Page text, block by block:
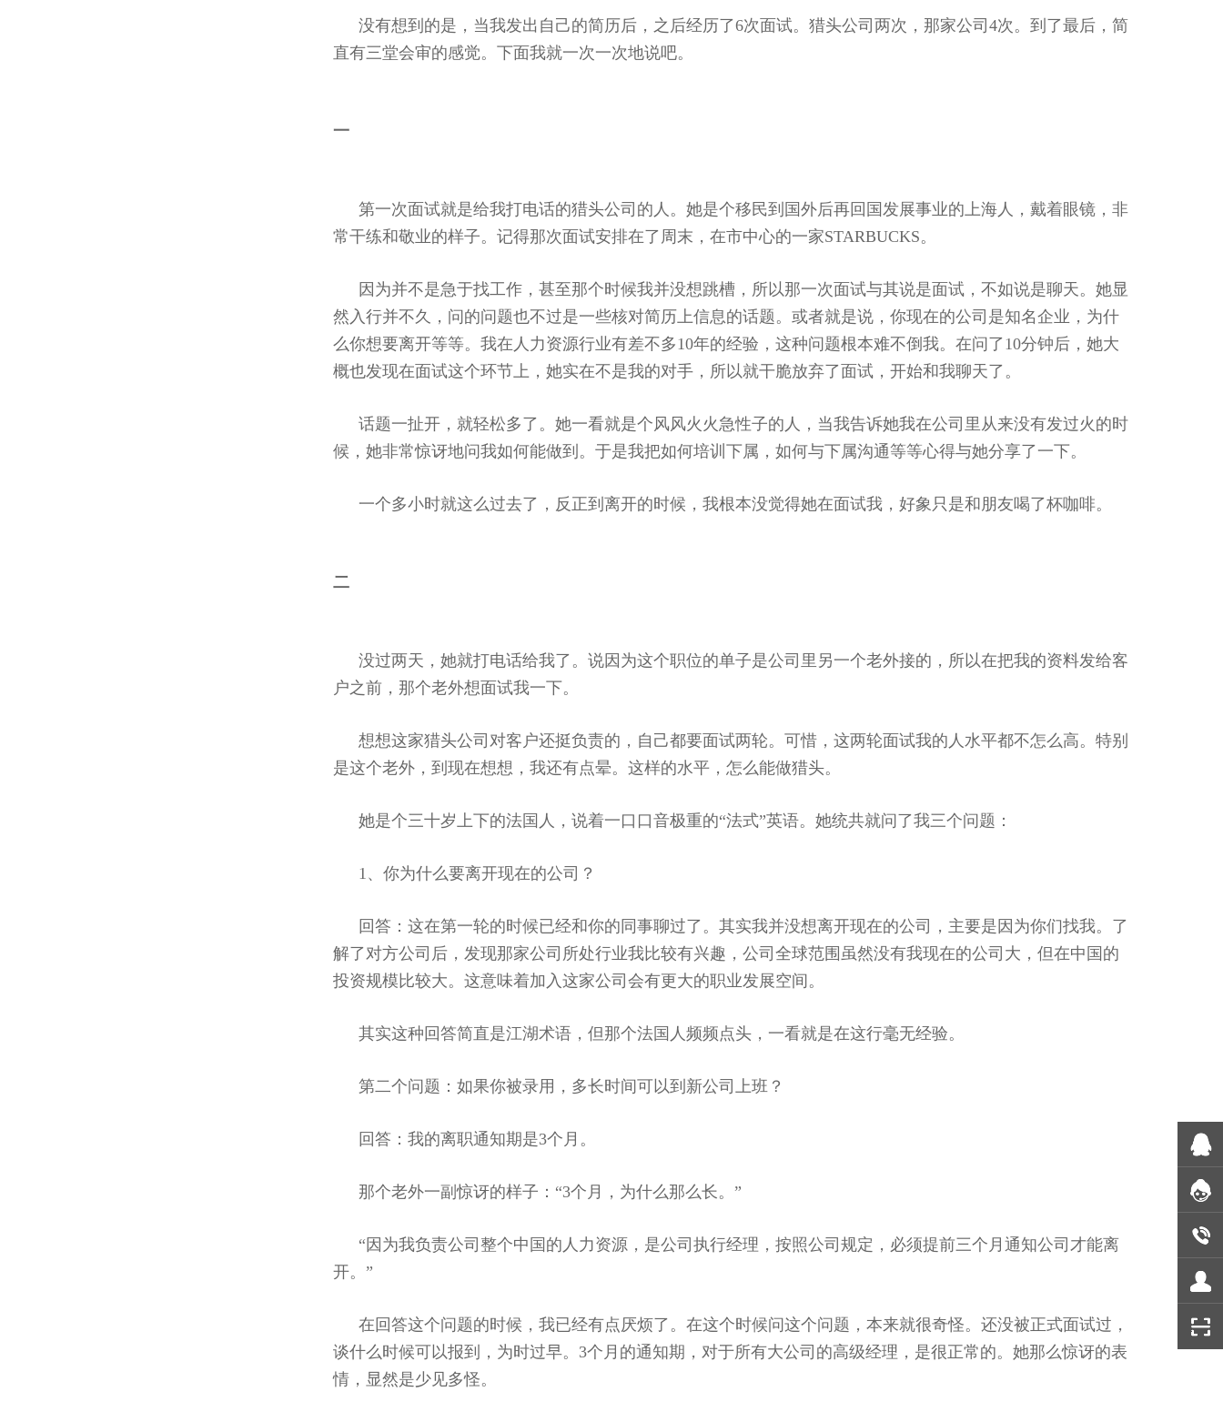
没有想到的是，当我发出自己的简历后，之后经历了6次面试。猎头公司两次，那家公司4次。到了最后，简
直有三堂会审的感觉。下面我就一次一次地说吧。
一
第一次面试就是给我打电话的猎头公司的人。她是个移民到国外后再回国发展事业的上海人，戴着眼镜，非
常干练和敬业的样子。记得那次面试安排在了周末，在市中心的一家STARBUCKS。
因为并不是急于找工作，甚至那个时候我并没想跳槽，所以那一次面试与其说是面试，不如说是聊天。她显
然入行并不久，问的问题也不过是一些核对简历上信息的话题。或者就是说，你现在的公司是知名企业，为什
么你想要离开等等。我在人力资源行业有差不多10年的经验，这种问题根本难不倒我。在问了10分钟后，她大
概也发现在面试这个环节上，她实在不是我的对手，所以就干脆放弃了面试，开始和我聊天了。
话题一扯开，就轻松多了。她一看就是个风风火火急性子的人，当我告诉她我在公司里从来没有发过火的时
候，她非常惊讶地问我如何能做到。于是我把如何培训下属，如何与下属沟通等等心得与她分享了一下。
一个多小时就这么过去了，反正到离开的时候，我根本没觉得她在面试我，好象只是和朋友喝了杯咖啡。
二
没过两天，她就打电话给我了。说因为这个职位的单子是公司里另一个老外接的，所以在把我的资料发给客
户之前，那个老外想面试我一下。
想想这家猎头公司对客户还挺负责的，自己都要面试两轮。可惜，这两轮面试我的人水平都不怎么高。特别
是这个老外，到现在想想，我还有点晕。这样的水平，怎么能做猎头。
她是个三十岁上下的法国人，说着一口口音极重的“法式”英语。她统共就问了我三个问题：
1、你为什么要离开现在的公司？
回答：这在第一轮的时候已经和你的同事聊过了。其实我并没想离开现在的公司，主要是因为你们找我。了
解了对方公司后，发现那家公司所处行业我比较有兴趣，公司全球范围虽然没有我现在的公司大，但在中国的
投资规模比较大。这意味着加入这家公司会有更大的职业发展空间。
其实这种回答简直是江湖术语，但那个法国人频频点头，一看就是在这行毫无经验。
第二个问题：如果你被录用，多长时间可以到新公司上班？
回答：我的离职通知期是3个月。
那个老外一副惊讶的样子：“3个月，为什么那么长。”
“因为我负责公司整个中国的人力资源，是公司执行经理，按照公司规定，必须提前三个月通知公司才能离
开。”
在回答这个问题的时候，我已经有点厌烦了。在这个时候问这个问题，本来就很奇怪。还没被正式面试过，
谈什么时候可以报到，为时过早。3个月的通知期，对于所有大公司的高级经理，是很正常的。她那么惊讶的表
情，显然是少见多怪。